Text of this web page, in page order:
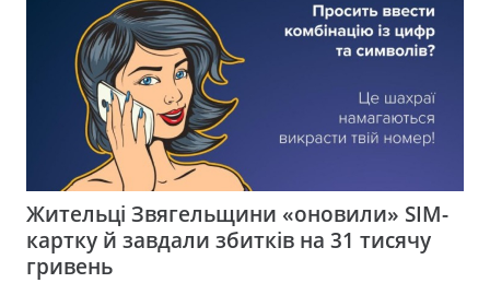
Жительці Звягельщини «оновили» SIM-
картку й завдали збитків на 31 тисячу
гривень